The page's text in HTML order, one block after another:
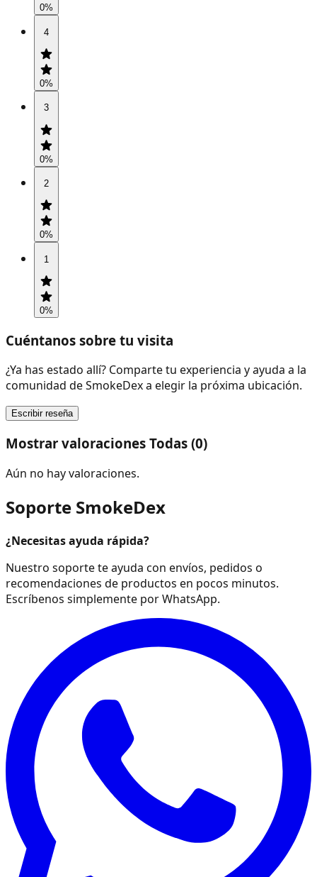
0%
4
0%
3
0%
2
0%
1
0%
Cuéntanos sobre tu visita
¿Ya has estado allí? Comparte tu experiencia y ayuda a la
comunidad de SmokeDex a elegir la próxima ubicación.
Escribir reseña
Mostrar valoraciones Todas (0)
Aún no hay valoraciones.
Soporte SmokeDex
¿Necesitas ayuda rápida?
Nuestro soporte te ayuda con envíos, pedidos o
recomendaciones de productos en pocos minutos.
Escríbenos simplemente por WhatsApp.